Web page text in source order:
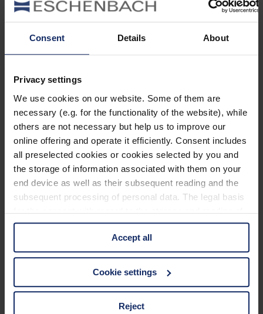
Consent Details About
Privacy settings
We use cookies on our website. Some of them are
necessary (e.g. for the functionality of the website), while
others are not necessary but help us to improve our
online offering and operate it efficiently. Consent includes
all preselected cookies or cookies selected by you and
the storage of information associated with them on your
end device as well as their subsequent reading and the
subsequent processing of personal data. The legal basis
for the consent with regard to the storage and reading of
information is Art. 25 para. 1 TDDDG and with regard to
the processing of personal data Art. 6 para. 1 lit. a
GDPR. We also use cookies from third-party providers.
You can find a list of cookies under "Details". In these
third countries, in particular to the U.S.A.
Accept all
Cookie settings
Reject
Vogelwelt
Weltzugvogeltag am 9. und 10. Mai 2015
Mai 6, 2015
Jetzt lesen
Kategorien
Ausrüstung
Naturwelt
Neu
Reisen
Vogel der Woche
Vogel des Jahres
Neueste Beiträge
Können Vögel träumen?
Wer schon einmal einen schlafenden Hund mit zuckenden Pfoten